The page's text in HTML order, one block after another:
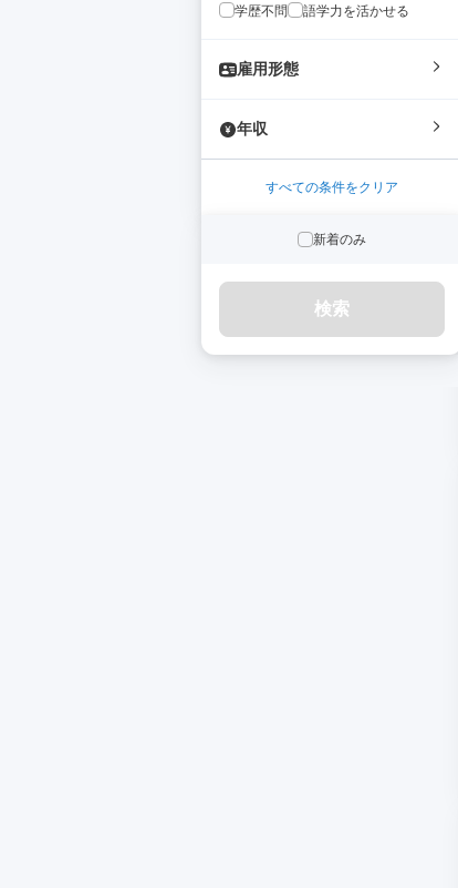
学歴不問
語学力を活かせる
雇用形態
年収
すべての条件をクリア
新着のみ
検索